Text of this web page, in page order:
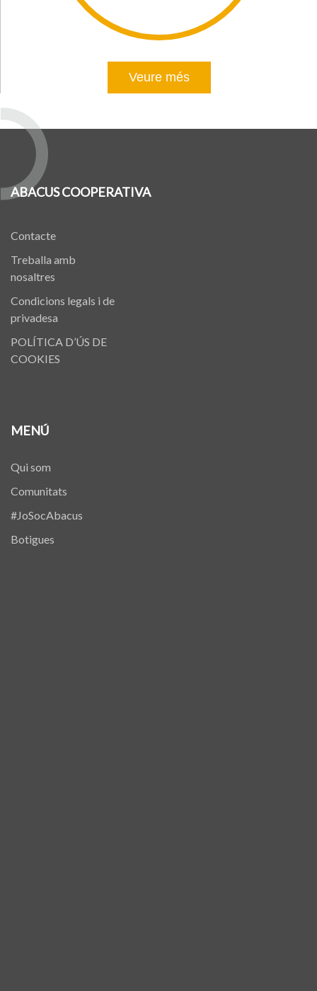
Veure més
ABACUS COOPERATIVA
Contacte
Treballa amb
nosaltres
Condicions legals i de
privadesa
POLÍTICA D’ÚS DE
COOKIES
MENÚ
Qui som
Comunitats
#JoSocAbacus
Botigues